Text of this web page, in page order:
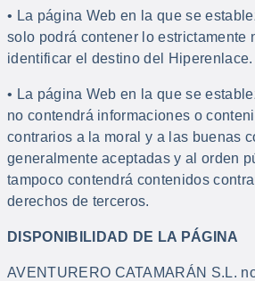
• La página Web en la que se
solo podrá contener lo estrictamente
identificar el destino del Hiperenlace.
• La página Web en la que se
no contendrá informaciones o
contrarios a la moral y a las buenas
generalmente aceptadas y al orden
tampoco contendrá contenidos
derechos de terceros.
DISPONIBILIDAD DE LA PÁGINA
AVENTURERO CATAMARÁN S.L.